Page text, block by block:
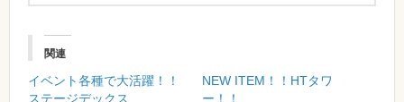
関連
イベント各種で大活躍！！
ステージデックス
NEW ITEM！！HTタワ
ー！！